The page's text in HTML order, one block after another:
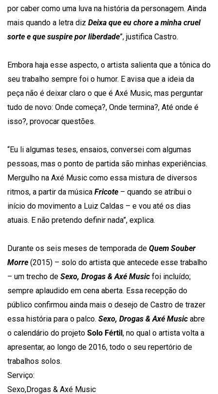
por caber como uma luva na história da personagem. Ainda
mais quando a letra diz Deixa que eu chore a minha cruel
sorte e que suspire por liberdade”, justifica Castro.
Embora haja esse aspecto, o artista salienta que a tônica do
seu trabalho sempre foi o humor. E avisa que a ideia da
peça não é deixar claro o que é Axé Music, mas perguntar
tudo de novo: Onde começa?, Onde termina?, Até onde é
isso?, provocar questões.
“Eu li algumas teses, ensaios, conversei com algumas
pessoas, mas o ponto de partida são minhas experiências.
Mergulho na Axé Music como essa mistura de diversos
ritmos, a partir da música Fricote – quando se atribui o
início do movimento a Luiz Caldas – e vou até os dias
atuais. E não pretendo definir nada”, explica.
Durante os seis meses de temporada de Quem Souber
Morre (2015) – solo do artista que antecede esse trabalho
– um trecho de Sexo, Drogas & Axé Music foi incluído;
sempre aplaudido em cena aberta. Essa recepção do
público confirmou ainda mais o desejo de Castro de trazer
essa história para o palco. Sexo, Drogas & Axé Music abre
o calendário do projeto Solo Fértil , no qual o artista volta a
apresentar, ao longo de 2016, todo o seu repertório de
trabalhos solos.
Serviço:
Sexo,Drogas & Axé Music